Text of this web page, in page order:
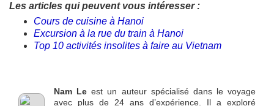
Les articles qui peuvent vous intéresser :
Cours de cuisine à Hanoi
Excursion à la rue du train à Hanoi
Top 10 activités insolites à faire au Vietnam
Nam Le est un auteur spécialisé dans le voyage
avec plus de 24 ans d’expérience. Il a exploré